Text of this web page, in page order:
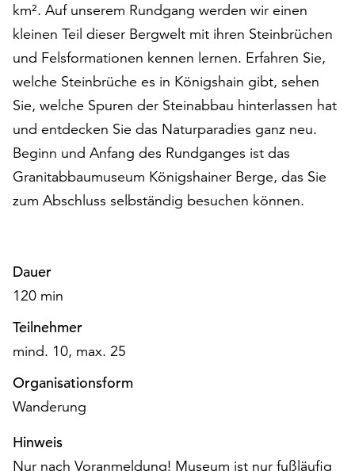
auf
„Alle
akzeptieren“,
alle
Cookies
zu
akzeptieren.
Sie
können
Ihr
und
widerrufen.
steht
Ihnen
Ende
der
Seite
die
km². Auf unserem Rundgang werden wir einen
kleinen Teil dieser Bergwelt mit ihren Steinbrüchen
und Felsformationen kennen lernen. Erfahren Sie,
welche Steinbrüche es in Königshain gibt, sehen
Sie, welche Spuren der Steinabbau hinterlassen hat
und entdecken Sie das Naturparadies ganz neu.
Beginn und Anfang des Rundganges ist das
Granitabbaumuseum Königshainer Berge, das Sie
zum Abschluss selbständig besuchen können.
Dauer
120 min
Teilnehmer
mind. 10, max. 25
Organisationsform
Wanderung
Hinweis
Nur nach Voranmeldung! Museum ist nur fußläufig